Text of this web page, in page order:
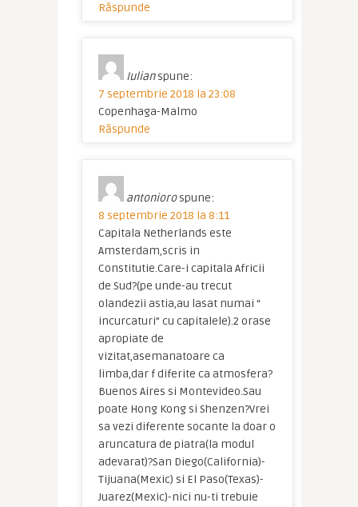
Răspunde
Iulian spune:
7 septembrie 2018 la 23:08
Copenhaga-Malmo
Răspunde
antonioro spune:
8 septembrie 2018 la 8:11
Capitala Netherlands este
Amsterdam,scris in
Constitutie.Care-i capitala Africii
de Sud?(pe unde-au trecut
olandezii astia,au lasat numai “
incurcaturi” cu capitalele).2 orase
apropiate de
vizitat,asemanatoare ca
limba,dar f diferite ca atmosfera?
Buenos Aires si Montevideo.Sau
poate Hong Kong si Shenzen?Vrei
sa vezi diferente socante la doar o
aruncatura de piatra(la modul
adevarat)?San Diego(California)-
Tijuana(Mexic) si El Paso(Texas)-
Juarez(Mexic)-nici nu-ti trebuie